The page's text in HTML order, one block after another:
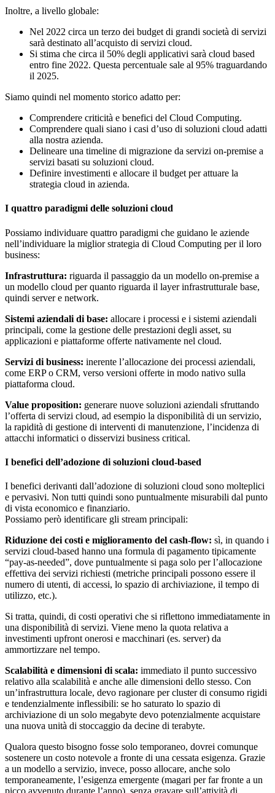
Inoltre, a livello globale:
Nel 2022 circa un terzo dei budget di grandi società di servizi
sarà destinato all’acquisto di servizi cloud.
Si stima che circa il 50% degli applicativi sarà cloud based
entro fine 2022. Questa percentuale sale al 95% traguardando
il 2025.
Siamo quindi nel momento storico adatto per:
Comprendere criticità e benefici del Cloud Computing.
Comprendere quali siano i casi d’uso di soluzioni cloud adatti
alla nostra azienda.
Delineare una timeline di migrazione da servizi on-premise a
servizi basati su soluzioni cloud.
Definire investimenti e allocare il budget per attuare la
strategia cloud in azienda.
I quattro paradigmi delle soluzioni cloud
Possiamo individuare quattro paradigmi che guidano le aziende
nell’individuare la miglior strategia di Cloud Computing per il loro
business:
Infrastruttura: riguarda il passaggio da un modello on-premise a
un modello cloud per quanto riguarda il layer infrastrutturale base,
quindi server e network.
Sistemi aziendali di base: allocare i processi e i sistemi aziendali
principali, come la gestione delle prestazioni degli asset, su
applicazioni e piattaforme offerte nativamente nel cloud.
Servizi di business: inerente l’allocazione dei processi aziendali,
come ERP o CRM, verso versioni offerte in modo nativo sulla
piattaforma cloud.
Value proposition: generare nuove soluzioni aziendali sfruttando
l’offerta di servizi cloud, ad esempio la disponibilità di un servizio,
la rapidità di gestione di interventi di manutenzione, l’incidenza di
attacchi informatici o disservizi business critical.
I benefici dell’adozione di soluzioni cloud-based
I benefici derivanti dall’adozione di soluzioni cloud sono molteplici
e pervasivi. Non tutti quindi sono puntualmente misurabili dal punto
di vista economico e finanziario.
Possiamo però identificare gli stream principali:
Riduzione dei costi e miglioramento del cash-flow: sì, in quando i
servizi cloud-based hanno una formula di pagamento tipicamente
“pay-as-needed”, dove puntualmente si paga solo per l’allocazione
effettiva dei servizi richiesti (metriche principali possono essere il
numero di utenti, di accessi, lo spazio di archiviazione, il tempo di
utilizzo, etc.).
Si tratta, quindi, di costi operativi che si riflettono immediatamente in
una disponibilità di servizi. Viene meno la quota relativa a
investimenti upfront onerosi e macchinari (es. server) da
ammortizzare nel tempo.
Scalabilità e dimensioni di scala: immediato il punto successivo
relativo alla scalabilità e anche alle dimensioni dello stesso. Con
un’infrastruttura locale, devo ragionare per cluster di consumo rigidi
e tendenzialmente inflessibili: se ho saturato lo spazio di
archiviazione di un solo megabyte devo potenzialmente acquistare
una nuova unità di stoccaggio da decine di terabyte.
Qualora questo bisogno fosse solo temporaneo, dovrei comunque
sostenere un costo notevole a fronte di una cessata esigenza. Grazie
a un modello a servizio, invece, posso allocare, anche solo
temporaneamente, l’esigenza emergente (magari per far fronte a un